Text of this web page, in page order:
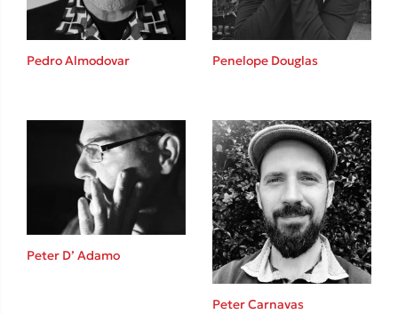
Στέφανος Ξενάκης
Το λεξικό της ζωής σου
Κώστας Κρομμύδας
Το λιμάνι μου είσαι εσύ
Pedro Almodovar Penelope Douglas
Peter D’ Adamo
Peter Carnavas